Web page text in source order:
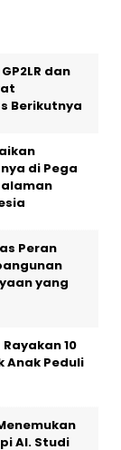
dan
Berikutnya
di Pega
Peran
yang
10
Anak Peduli
AI. Studi